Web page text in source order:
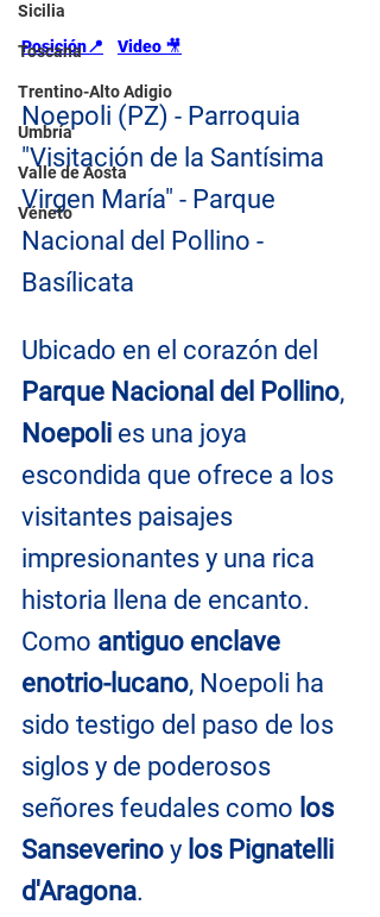
Sicilia
Toscana
Trentino-Alto Adigio
Umbría
Valle de Aosta
Véneto
Posición📍 Video 🎥
Noepoli (PZ) - Parroquia
"Visitación de la Santísima
Virgen María" - Parque
Nacional del Pollino -
Basílicata
Ubicado en el corazón del
Parque Nacional del Pollino,
Noepoli es una joya
escondida que ofrece a los
visitantes paisajes
impresionantes y una rica
historia llena de encanto.
Como antiguo enclave
enotrio-lucano, Noepoli ha
sido testigo del paso de los
siglos y de poderosos
señores feudales como los
Sanseverino y los Pignatelli
d'Aragona.